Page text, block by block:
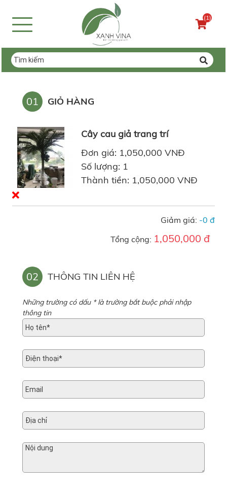
(1)
01 GIỎ HÀNG
Cây cau giả trang trí
Đơn giá: 1,050,000 VNĐ
Số lượng: 1
Thành tiền: 1,050,000 VNĐ
Giảm giá: -0 đ
Tổng cộng: 1,050,000 đ
02 THÔNG TIN LIÊN HỆ
Những trường có dấu * là trường bắt buộc phải nhập
thông tin